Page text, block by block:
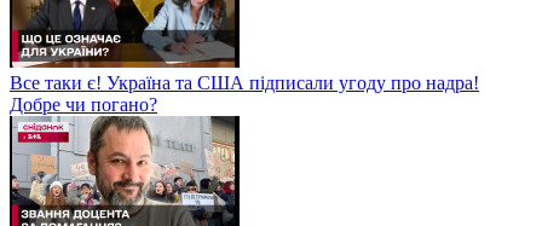
Все таки є! Україна та США підписали угоду про надра!
Добре чи погано?